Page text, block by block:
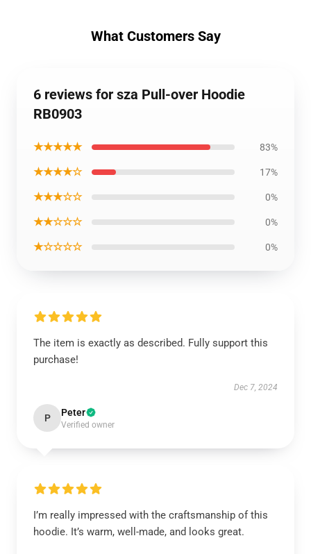
What Customers Say
6 reviews for sza Pull-over Hoodie
RB0903
★★★★★ 83%
★★★★☆ 17%
★★★☆☆ 0%
★★☆☆☆ 0%
★☆☆☆☆ 0%
The item is exactly as described. Fully support this
purchase!
Dec 7, 2024
P Peter
Verified owner
I’m really impressed with the craftsmanship of this
hoodie. It’s warm, well-made, and looks great.